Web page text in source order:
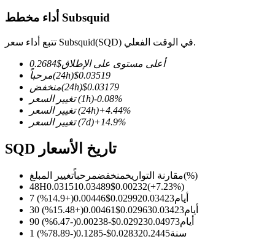
العقود الآجلة لـ COIN-M
العقود الآجلة للعملات المشفرة
TradFi
مشتقات الأسهم والعملات الأجنبية والمعادن الثمينة والسلع
أداء مخطط Subsquid
تتبع أداء سعر Subsquid(SQD) في الوقت الفعلي.
أعلى مستوى على الإطلاق$
0.2684
مرحباً
(24h)$0.03519
منخفض
(24h)$0.03179
تغيير السعر
(1h)-0.08%
تغيير السعر
(24h)+4.44%
تغيير السعر
(7d)+14.9%
SQD تاريخ الأسعار
مقارنة التواريخمنخفضمرحباًتغيير المبلغ
(%)
48H0.031510.03489$0.00232(+7.23%)
7 أيام
0.029920.03423
$
0.00446
(
+
14.9
%)
30 أيام
0.029630.03423
$
0.00461
(
+
15.48
%)
90 أيام
0.029230.04973
$
-0.00238
(
-6.47
%)
1 سنة
0.028320.2445
$
-0.1285
(
-78.89
%)